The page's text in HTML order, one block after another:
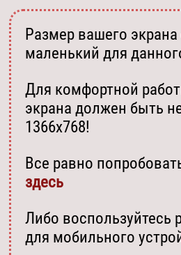
Размер вашего
маленький для
Для комфортной
экрана должен быть
1366х768!
Все равно
здесь
Либо воспользуйтесь
для мобильного